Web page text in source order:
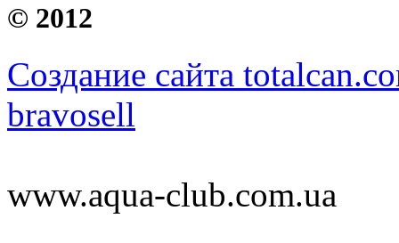
© 2012
Создание сайта
bravosell
www.aqua-club.com.ua